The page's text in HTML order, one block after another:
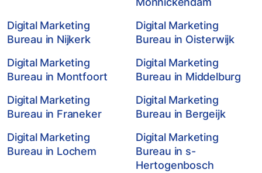
Digital Marketing
Bureau in Nijkerk
Digital Marketing
Bureau in Oisterwijk
Digital Marketing
Bureau in Montfoort
Digital Marketing
Bureau in Middelburg
Digital Marketing
Bureau in Franeker
Digital Marketing
Bureau in Bergeijk
Digital Marketing
Bureau in Lochem
Digital Marketing
Bureau in s-
Hertogenbosch